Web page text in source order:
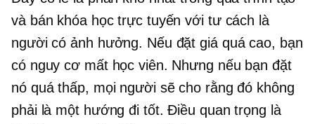
và bán khóa học trực tuyến với tư cách là
người có ảnh hưởng. Nếu đặt giá quá cao, bạn
có nguy cơ mất học viên. Nhưng nếu bạn đặt
nó quá thấp, mọi người sẽ cho rằng đó không
phải là một hướng đi tốt. Điều quan trọng là